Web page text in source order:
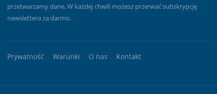
przetwarzamy dane. W każdej chwili możesz przerwać subskrypcję
newslettera za darmo.
Prywatność Warunki O nas Kontakt